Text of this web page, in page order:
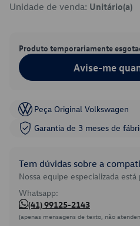
Unidade de venda: Unitário(a)
Produto temporariamente
Avise-me
Peça Original Volkswagen
Garantia de 3 meses de
Tem dúvidas sobre a
Nossa equipe especializada
Whatsapp:
(41) 99125-2143
(apenas mensagens de texto, não